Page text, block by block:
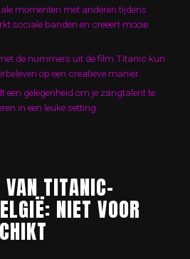
momenten met anderen tijdens
sociale banden en creëert mooie
de nummers uit de film Titanic kun
op een creatieve manier.
een gelegenheid om je zangtalent te
in een leuke setting.
VAN TITANIC-
NIET VOOR